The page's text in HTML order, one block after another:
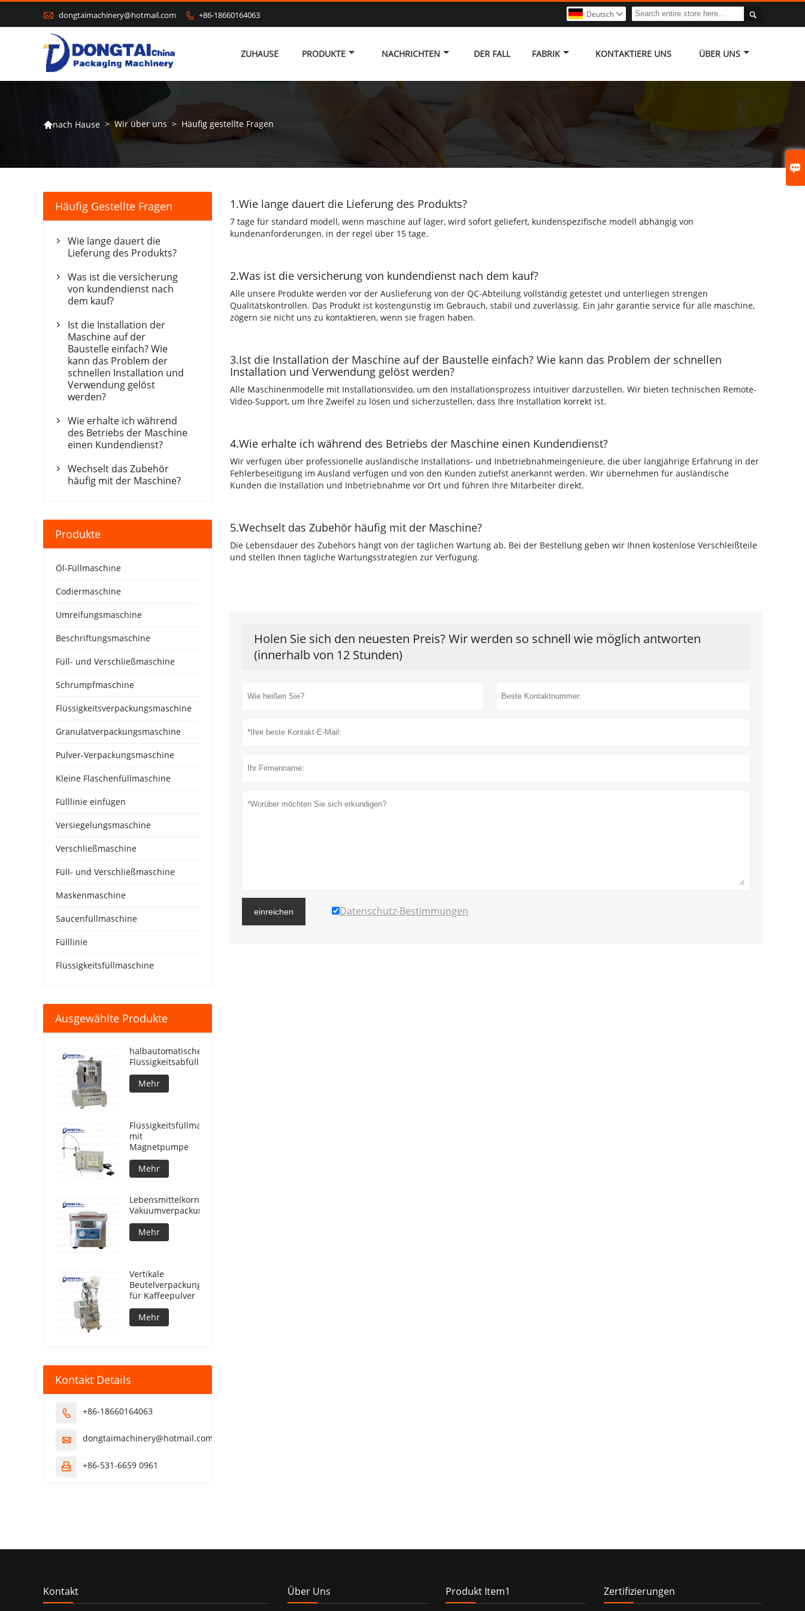

 dongtaimachinery@hotmail.com  +86-18660164063 
Deutsch 
ZUHAUSE PRODUKTE NACHRICHTEN DER FALL FABRIK KONTAKTIERE UNS ÜBER UNS
nach Hause > Wir über uns > Häufig gestellte Fragen
1.Wie lange dauert die Lieferung des Produkts?
7 tage für standard modell, wenn maschine auf lager, wird sofort geliefert, kundenspezifische modell abhängig von
kundenanforderungen, in der regel über 15 tage.
2.Was ist die versicherung von kundendienst nach dem kauf?
Alle unsere Produkte werden vor der Auslieferung von der QC-Abteilung vollständig getestet und unterliegen strengen
Qualitätskontrollen. Das Produkt ist kostengünstig im Gebrauch, stabil und zuverlässig. Ein jahr garantie service für alle maschine,
zögern sie nicht uns zu kontaktieren, wenn sie fragen haben.
3.Ist die Installation der Maschine auf der Baustelle einfach? Wie kann das Problem der schnellen
Installation und Verwendung gelöst werden?
Alle Maschinenmodelle mit Installationsvideo, um den Installationsprozess intuitiver darzustellen. Wir bieten technischen Remote-
Video-Support, um Ihre Zweifel zu lösen und sicherzustellen, dass Ihre Installation korrekt ist.
4.Wie erhalte ich während des Betriebs der Maschine einen Kundendienst?
Wir verfügen über professionelle ausländische Installations- und Inbetriebnahmeingenieure, die über langjährige Erfahrung in der
Fehlerbeseitigung im Ausland verfügen und von den Kunden zutiefst anerkannt werden. Wir übernehmen für ausländische
Kunden die Installation und Inbetriebnahme vor Ort und führen Ihre Mitarbeiter direkt.
5.Wechselt das Zubehör häufig mit der Maschine?
Die Lebensdauer des Zubehörs hängt von der täglichen Wartung ab. Bei der Bestellung geben wir Ihnen kostenlose Verschleißteile
und stellen Ihnen tägliche Wartungsstrategien zur Verfügung.
Holen Sie sich den neuesten Preis? Wir werden so schnell wie möglich antworten
(innerhalb von 12 Stunden)
einreichen Datenschutz-Bestimmungen
Häufig Gestellte Fragen

Wie lange dauert die
Lieferung des Produkts?

Was ist die versicherung
von kundendienst nach
dem kauf?

Ist die Installation der
Maschine auf der
Baustelle einfach? Wie
kann das Problem der
schnellen Installation und
Verwendung gelöst
werden?

Wie erhalte ich während
des Betriebs der Maschine
einen Kundendienst?

Wechselt das Zubehör
häufig mit der Maschine?
Produkte
Öl-Füllmaschine
Codiermaschine
Umreifungsmaschine
Beschriftungsmaschine
Füll- und Verschließmaschine
Schrumpfmaschine
Flüssigkeitsverpackungsmaschine
Granulatverpackungsmaschine
Pulver-Verpackungsmaschine
Kleine Flaschenfüllmaschine
Fülllinie einfügen
Versiegelungsmaschine
Verschließmaschine
Füll- und Verschließmaschine
Maskenmaschine
Saucenfüllmaschine
Fülllinie
Flüssigkeitsfüllmaschine
Ausgewählte Produkte
halbautomatische
Flüssigkeitsabfüllmaschine
Mehr
Flüssigkeitsfüllmaschine
mit
Magnetpumpe
Mehr
Lebensmittelkorn-
Vakuumverpackungsmaschine
Mehr
Vertikale
Beutelverpackungsmaschine
für Kaffeepulver
Mehr
Kontakt Details
 +86-18660164063
 dongtaimachinery@hotmail.com
 +86-531-6659 0961
Kontakt Über Uns Produkt Item1 Zertifizierungen